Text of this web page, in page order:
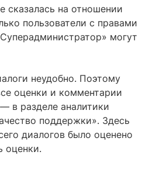
сказалась на отношении
пользователи с правами
могут
неудобно. Поэтому
оценки и комментарии
в разделе аналитики
поддержки». Здесь
диалогов было оценено
оценки.